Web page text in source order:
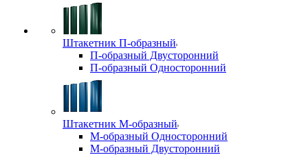
Штакетник П-образный
П-образный Двусторонний
П-образный Односторонний
Штакетник М-образный
М-образный Односторонний
М-образный Двусторонний